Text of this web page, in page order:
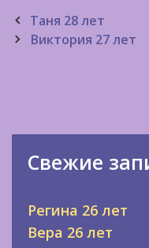
Post
navigation
Таня 28 лет
Виктория 27 лет
Свежие
Регина 26 лет
Вера 26 лет